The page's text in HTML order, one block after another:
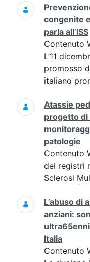
congenite
parla all’ISS
Contenuto
L’11
promosso
italiano
Atassie
progetto di
patologie
Contenuto
dei registri
Sclerosi
L’abuso di
anziani:
Italia
Contenuto